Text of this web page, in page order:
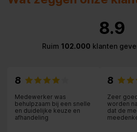
8.9
Ruim 102.000 klanten
8
Medewerker was
behulpzaam bij een snelle
en duidelijke keuze en
afhandeling
8
Zeer
worden
dat de